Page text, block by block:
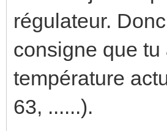
régulateur.
consigne que
température
63, ......).